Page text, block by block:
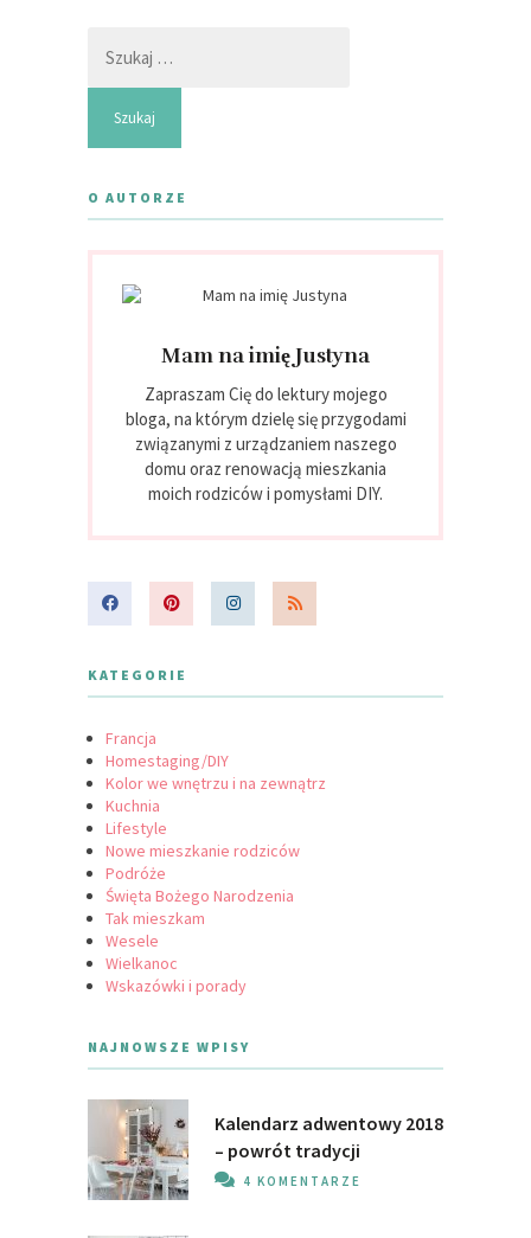
O AUTORZE
Mam na imię Justyna
Zapraszam Cię do lektury mojego
bloga, na którym dzielę się przygodami
związanymi z urządzaniem naszego
domu oraz renowacją mieszkania
moich rodziców i pomysłami DIY.
KATEGORIE
Francja
Homestaging/DIY
Kolor we wnętrzu i na zewnątrz
Kuchnia
Lifestyle
Nowe mieszkanie rodziców
Podróże
Święta Bożego Narodzenia
Tak mieszkam
Wesele
Wielkanoc
Wskazówki i porady
NAJNOWSZE WPISY
Kalendarz adwentowy 2018
– powrót tradycji
4 KOMENTARZE